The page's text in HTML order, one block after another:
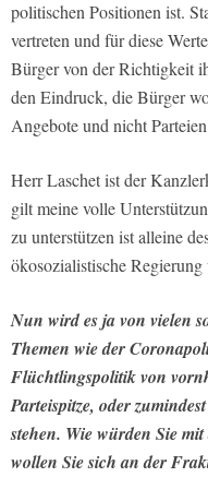
politischen Positionen ist.
vertreten und für diese
Bürger von der Richtigkeit
den Eindruck, die Bürger
Angebote und nicht
Herr Laschet ist der
gilt meine volle
zu unterstützen ist alleine
ökosozialistische
Nun wird es ja von vielen
Themen wie der
Flüchtlingspolitik von
Parteispitze, oder
stehen. Wie würden Sie
wollen Sie sich an der